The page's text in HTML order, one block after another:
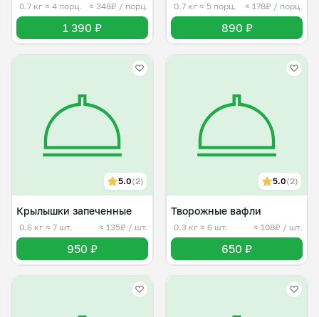
0.7 кг ≈ 4 порц. ≈ 348₽ / порц.
1 390 ₽
0.7 кг ≈ 5 порц. ≈ 178₽ / порц.
890 ₽
5.0(2)
Крылышки запеченные
0.6 кг ≈ 7 шт. ≈ 135₽ / шт.
950 ₽
5.0(2)
Творожные вафли
0.3 кг ≈ 6 шт. ≈ 108₽ / шт.
650 ₽